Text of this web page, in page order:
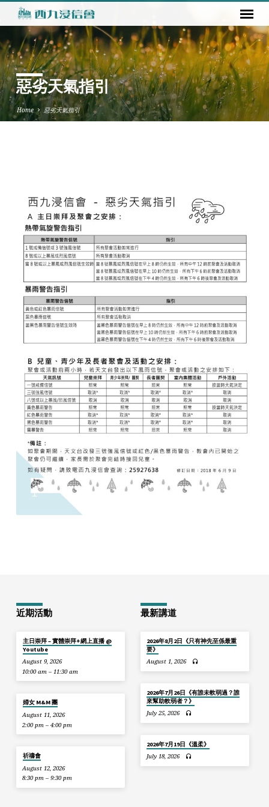
惡劣天氣指引
Home 惡劣天氣指引
天
氣
指
引
近期活動
主日崇拜 – 實體崇拜+網上直播 @
Youtube
August 9, 2026
10:00 am – 11:30 am
婦女 M&M 團
August 11, 2026
2:00 pm – 4:00 pm
祈禱會
August 12, 2026
8:30 pm – 9:30 pm
最新講道
2026年8月2日《只有神先至係最重
要》
August 1, 2026
2026年7月26日《有誰未軟弱過？誰
來幫助軟弱者？》
July 25, 2026
2026年7月19日《溫柔》
July 18, 2026